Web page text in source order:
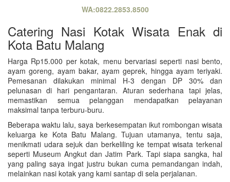
WA:0822.2853.8500
Catering Nasi Kotak Wisata Enak di
Kota Batu Malang
Harga Rp15.000 per kotak, menu bervariasi seperti nasi bento,
ayam goreng, ayam bakar, ayam geprek, hingga ayam teriyaki.
Pemesanan dilakukan minimal H-3 dengan DP 30% dan
pelunasan di hari pengantaran. Aturan sederhana tapi jelas,
memastikan semua pelanggan mendapatkan pelayanan
maksimal tanpa terburu-buru.
Beberapa waktu lalu, saya berkesempatan ikut rombongan wisata
keluarga ke Kota Batu Malang. Tujuan utamanya, tentu saja,
menikmati udara sejuk dan berkeliling ke tempat wisata terkenal
seperti Museum Angkut dan Jatim Park. Tapi siapa sangka, hal
yang paling saya ingat justru bukan cuma pemandangan indah,
melainkan nasi kotak yang kami santap di sela perjalanan.